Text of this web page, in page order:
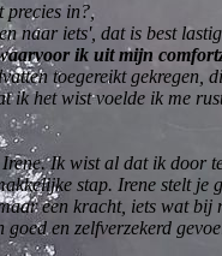
precies in?,
naar iets', dat is best
ik uit mijn
toegereikt gekregen,
het wist voelde ik me
Ik wist al dat ik
stap. Irene stelt je
een kracht, iets wat bij
en zelfverzekerd